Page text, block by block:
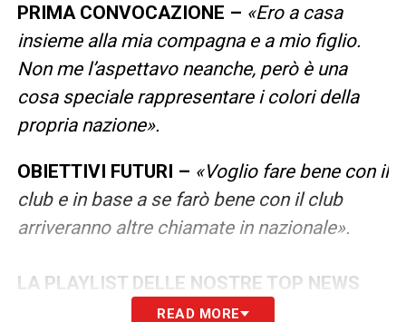
PRIMA CONVOCAZIONE – «Ero a casa
insieme alla mia compagna e a mio figlio.
Non me l’aspettavo neanche, però è una
cosa speciale rappresentare i colori della
propria nazione».
OBIETTIVI FUTURI – «Voglio fare bene con il
club e in base a se farò bene con il club
arriveranno altre chiamate in nazionale».
LA PLAYLIST DELLE NOSTRE TOP NEWS
READ MORE